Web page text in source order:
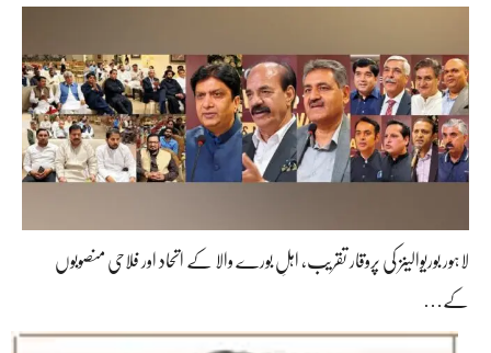
لاہور بوریوالینز کی پروقار تقریب، اہلِ بورے والا کے اتحاد اور فلاحی منصوبوں
کے…